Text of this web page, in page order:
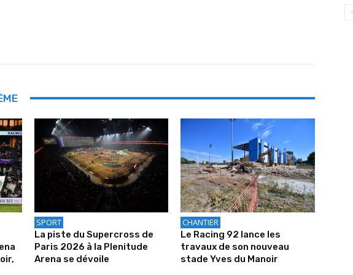
SPORT
La piste du Supercross de
Paris 2026 à la Plenitude
Arena se dévoile
CHANTIER
Le Racing 92 lance les
travaux de son nouveau
stade Yves du Manoir